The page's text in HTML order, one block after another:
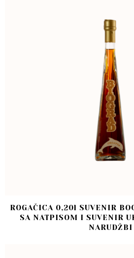
ROGAČICA 0,20l SUVENIR
SA NATPISOM I SUVENIR
NARUDŽBI